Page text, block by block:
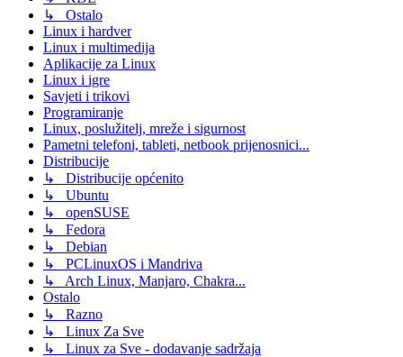
↳ Ostalo
Linux i hardver
Linux i multimedija
Aplikacije za Linux
Linux i igre
Savjeti i trikovi
Programiranje
Linux, poslužitelj, mreže i sigurnost
Pametni telefoni, tableti, netbook prijenosnici...
Distribucije
↳ Distribucije općenito
↳ Ubuntu
↳ openSUSE
↳ Fedora
↳ Debian
↳ PCLinuxOS i Mandriva
↳ Arch Linux, Manjaro, Chakra...
Ostalo
↳ Razno
↳ Linux Za Sve
↳ Linux za Sve - dodavanje sadržaja